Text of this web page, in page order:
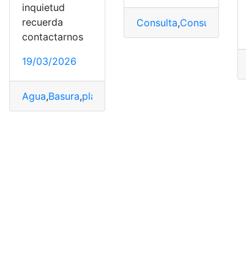
inquietud
recuerda
contactarnos
19/03/2026
Agua,Basura,planilla
Consulta,Consulta online